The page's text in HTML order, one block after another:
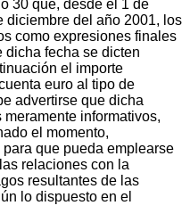
30 que, desde el 1 de
diciembre del año 2001, los
como expresiones finales
dicha fecha se dicten
el importe
euro al tipo de
advertirse que dicha
informativos,
el momento,
que pueda emplearse
relaciones con la
resultantes de las
lo dispuesto en el